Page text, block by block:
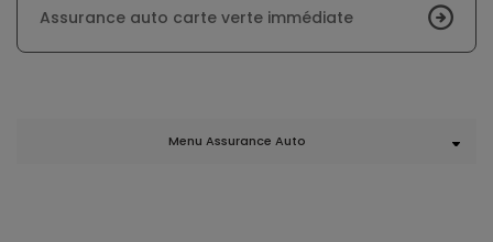
Assurance auto carte verte immédiate
Menu Assurance Auto